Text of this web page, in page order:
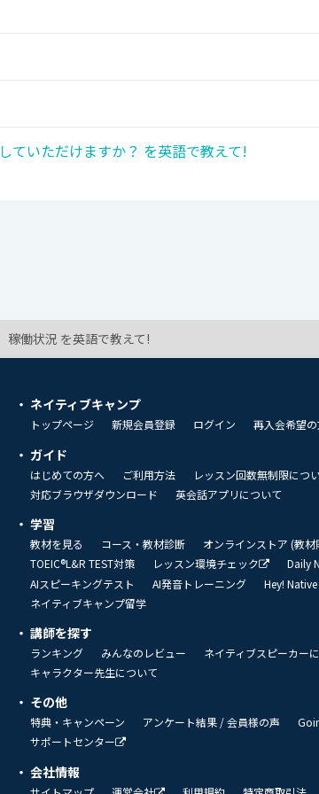
ていただけますか？ を英語で教えて!
稼働状況 を英語で教えて!
ネイティブキャンプ
トップページ 新規会員登録 ログイン 再入会希望
ガイド
はじめての方へ ご利用方法 レッスン回数無制限につ
対応ブラウザダウンロード
英会話アプリについて
学習
教材を見る コース・教材診断 オンラインストア (教材
TOEIC®L&R TEST対策
レッスン環境チェック Daily
AIスピーキングテスト
AI発音トレーニング Hey!
ネイティブキャンプ留学
講師を探す
ランキング みんなのレビュー ネイティブスピーカー
キャラクター先生について
その他
特典・キャンペーン アンケート結果 / 会員様の声
サポートセンター
会社情報